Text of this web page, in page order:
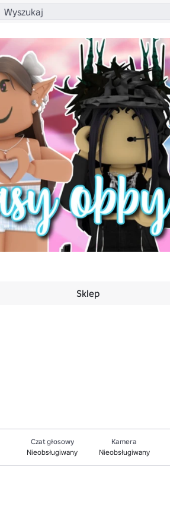
Sklep
Czat głosowy
Nieobsługiwany
Kamera
Nieobsługiwany